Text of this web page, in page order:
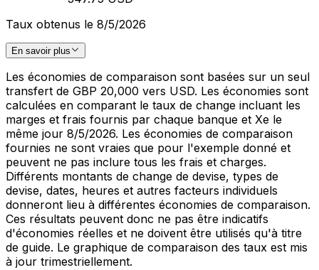
Taux obtenus le 8/5/2026
En savoir plus
Les économies de comparaison sont basées sur un seul
transfert de GBP 20,000 vers USD. Les économies sont
calculées en comparant le taux de change incluant les
marges et frais fournis par chaque banque et Xe le
même jour 8/5/2026. Les économies de comparaison
fournies ne sont vraies que pour l'exemple donné et
peuvent ne pas inclure tous les frais et charges.
Différents montants de change de devise, types de
devise, dates, heures et autres facteurs individuels
donneront lieu à différentes économies de comparaison.
Ces résultats peuvent donc ne pas être indicatifs
d'économies réelles et ne doivent être utilisés qu'à titre
de guide. Le graphique de comparaison des taux est mis
à jour trimestriellement.